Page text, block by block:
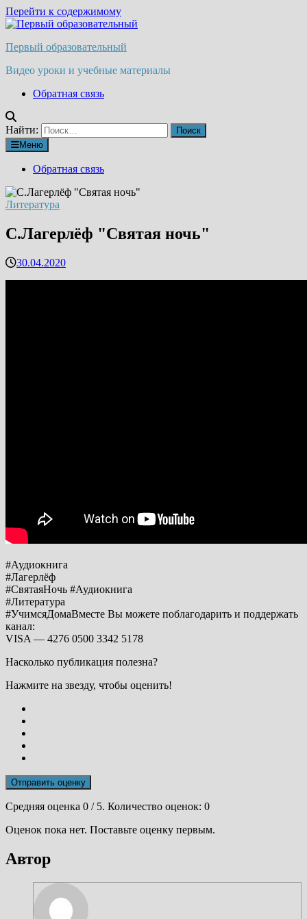
Перейти к содержимому
Первый образовательный
Видео уроки и учебные материалы
Обратная связь
Найти:
Меню
Обратная связь
Литература
С.Лагерлёф "Святая ночь"
30.04.2020
#Аудиокнига
#Лагерлёф
#СвятаяНочь #Аудиокнига
#Литература
#УчимсяДомаВместе Вы можете поблагодарить и поддержать
канал:
VISA — 4276 0500 3342 5178
Насколько публикация полезна?
Нажмите на звезду, чтобы оценить!
Отправить оценку
Средняя оценка 0 / 5. Количество оценок: 0
Оценок пока нет. Поставьте оценку первым.
Автор